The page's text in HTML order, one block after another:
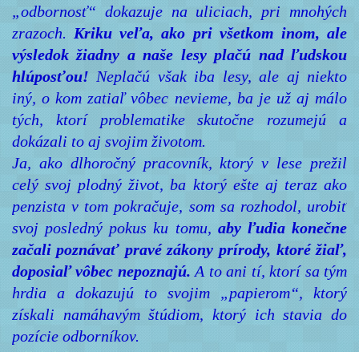
„odbornosť“ dokazuje na uliciach, pri mnohých
zrazoch. Kriku veľa, ako pri všetkom inom, ale
výsledok žiadny a naše lesy plačú nad ľudskou
hlúposťou! Neplačú však iba lesy, ale aj niekto
iný, o kom zatiaľ vôbec nevieme, ba je už aj málo
tých, ktorí problematike skutočne rozumejú a
dokázali to aj svojim životom.
Ja, ako dlhoročný pracovník, ktorý v lese prežil
celý svoj plodný život, ba ktorý ešte aj teraz ako
penzista v tom pokračuje, som sa rozhodol, urobiť
svoj posledný pokus ku tomu, aby ľudia konečne
začali poznávať pravé zákony prírody, ktoré žiaľ,
doposiaľ vôbec nepoznajú. A to ani tí, ktorí sa tým
hrdia a dokazujú to svojim „papierom“, ktorý
získali namáhavým štúdiom, ktorý ich stavia do
pozície odborníkov.